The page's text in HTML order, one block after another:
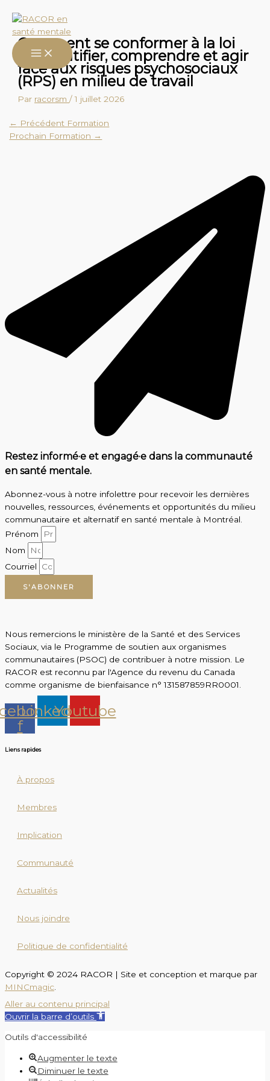
au
contenu
Comment se conformer à la loi
27: Identifier, comprendre et agir
face aux risques psychosociaux
(RPS) en milieu de travail
Par racorsm/1 juillet 2026
← Précédent Formation
Prochain Formation →
Restez informé·e et engagé·e dans la communauté
en santé mentale.
Abonnez-vous à notre infolettre pour recevoir les dernières
nouvelles, ressources, événements et opportunités du milieu
communautaire et alternatif en santé mentale à Montréal.
Prénom
Nom
Courriel
S'ABONNER
Nous remercions le ministère de la Santé et des Services
Sociaux, via le Programme de soutien aux organismes
communautaires (PSOC) de contribuer à notre mission. Le
RACOR est reconnu par l'Agence du revenu du Canada
comme organisme de bienfaisance n° 131587859RR0001.
f
LinkedinYoutube
Liens rapides
À propos
Membres
Implication
Communauté
Actualités
Nous joindre
Politique de confidentialité
Copyright © 2024 RACOR | Site et conception et marque par
MINCmagic
Aller au contenu principal
Ouvrir la barre d’outils
Outils d'accessibilité
Augmenter le texte
Diminuer le texte